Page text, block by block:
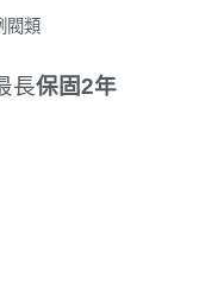
閥類
長保固2年